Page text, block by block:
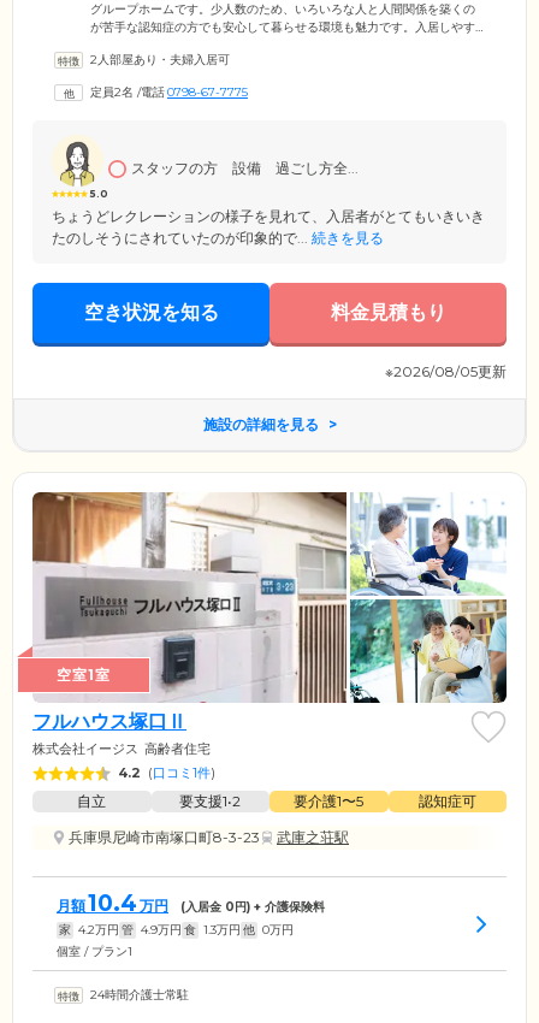
グループホームです。少人数のため、いろいろな人と人間関係を築くの
が苦手な認知症の方でも安心して暮らせる環境も魅力です。入居しやす
す。ホームを運営するNPOエコロジーネットワークは、2000年1月の設
技術・ケア品質をはじめ、認知症ケアにも精通しています。いまお持ち
2人部屋あり・夫婦入居可
定員2名 /電話0798-67-7775
5.0
スタッフの方 設備 過ごし方全...
ちょうどレクレーションの様子を見れて、入居者がとてもいきいき
たのしそうにされていたのが印象的で... 続きを見る
空き状況を知る 料金見積もり
※2026/08/05更新
施設の詳細を見る
空室1室
フルハウス塚口Ⅱ
株式会社イージス 高齢者住宅
4.2 (口コミ1件)
自立 要支援1•2 要介護1〜5
認知症可
兵庫県尼崎市南塚口町8-3-23
武庫之荘駅
月額10.4 万円 (入居金 0円) + 介護保険料
家 4.2万円 管 4.9万円 食 1.3万円 他 0万円
個室 / プラン1
24時間介護士常駐